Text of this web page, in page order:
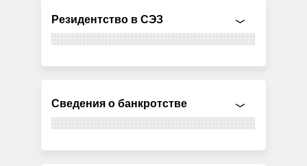
Резидентство в СЭЗ
Сведения о банкротстве